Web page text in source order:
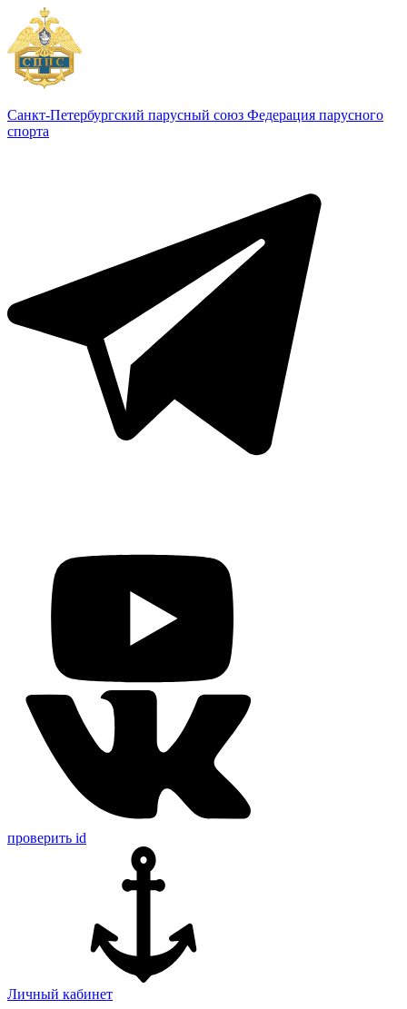
Санкт-Петербургский парусный союз Федерация парусного
спорта
проверить id
Личный кабинет